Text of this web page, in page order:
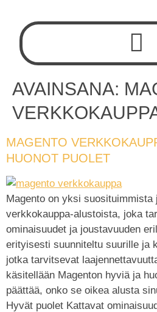
AVAINSANA:
MAGENTO
HUONOT PUOLET
Magento on yksi suosituimmista
verkkokauppa-alustoista, joka
ominaisuudet ja joustavuuden
erityisesti suunniteltu suurille ja
jotka tarvitsevat
käsitellään Magenton hyviä ja
päättää, onko se oikea alusta
Hyvät puolet Kattavat